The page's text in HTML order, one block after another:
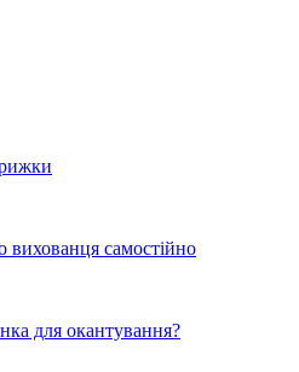
самостійно
для окантування?